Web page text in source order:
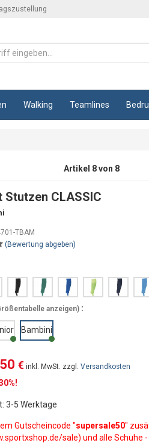
Walking Teamlines
Artikel 8 von 8
Stutzen CLASSIC
TBAM
(Bewertung abgeben)
anzeigen):
Bambini
€ inkl. MwSt. zzgl. Versandkosten
3-5 Werktage
Gutscheincode "supersale50"
sale) und alle Schuhe -